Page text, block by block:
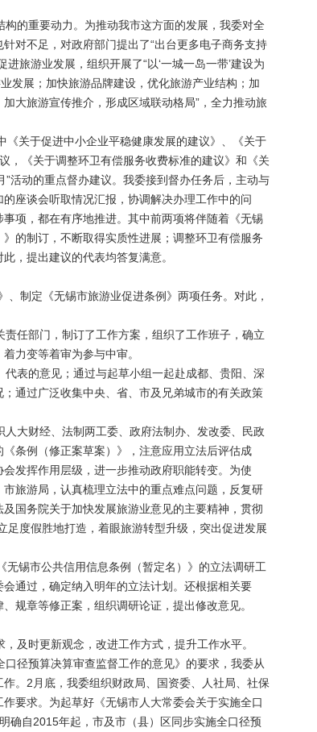
的重要动力。为推动我市这方面的发展，我委对全
对不足，对政府部门提出了“出台更多电子商务支持
旅游业发展，组织开展了“以‘一城一岛一带’建设为
发展；加快旅游品牌建设，优化旅游产业结构；加
大旅游宣传推介，形成区域联动格局”，全力推动旅
关于促进中小企业平稳健康发展的建议》、《关于
，《关于调整环卫有偿服务收费标准的建议》和《关
活动的重点督办建议。我委接到督办任务后，主动与
座谈会听取情况汇报，协调解决办理工作中的问
项，都在有序地推进。其中前两项将伴随着《无锡
的制订，不断取得实质性进展；调整环卫有偿服务
，提出建议的代表均答复满意。
制定《无锡市旅游业促进条例》两项任务。对此，
立法初审顺利进行。
任部门，制订了工作方案，组织了工作班子，确立
力变等着审为参与中审。
表的意见；通过与起草小组一起赴成都、贵阳、深
通过广泛收集中央、省、市及兄弟城市的有关政策
大财经、法制两工委、政府法制办、发改委、民政
条例（修正案草案）》，注意应用立法后评估成
发挥作用层级，进一步推动政府职能转变。为使
旅游局，认真梳理立法中的重点难点问题，反复研
国务院关于加快发展旅游业意见的主要精神，贯彻
足度假胜地打造，着眼旅游转型升级，突出促进发展
锡市公共信用信息条例（暂定名）》的立法调研工
通过，确定纳入明年的立法计划。还根据相关要
规章等修正案，组织调研论证，提出修改意见。
及时更新观念，改进工作方式，提升工作水平。
径预算决算审查监督工作的意见》的要求，我委从
。2月底，我委组织财政局、国资委、人社局、社保
要求。为起草好《无锡市人大常委会关于实施全口
确自2015年起，市及市（县）区同步实施全口径预